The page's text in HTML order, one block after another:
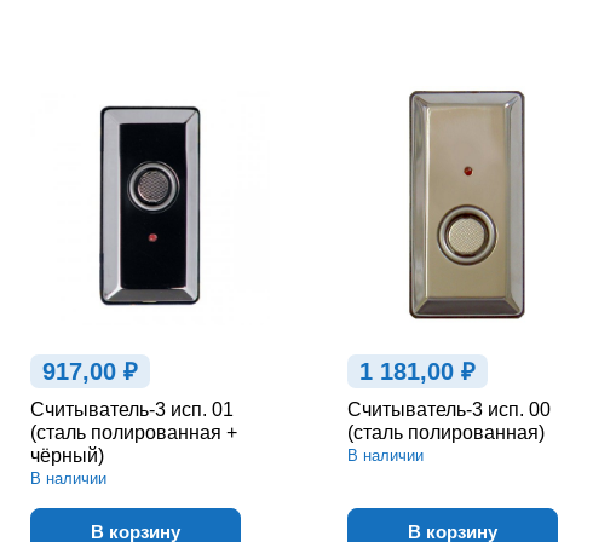
Считыватели различных
производителей
Считыватели для ключей
Touch Memory
917,00 ₽
Считыватель-3 исп. 01
(сталь полированная +
чёрный)
В наличии
В корзину
1 181,00 ₽
Считыватель-3 исп. 00
(сталь полированная)
В наличии
В корзину